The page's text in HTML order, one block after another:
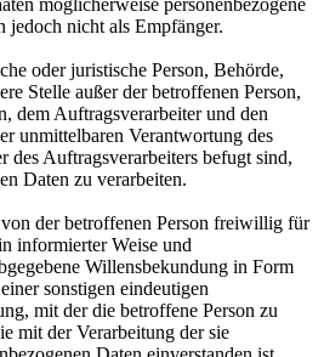
möglicherweise personenbezogene
jedoch nicht als Empfänger.
oder juristische Person, Behörde,
Stelle außer der betroffenen Person,
dem Auftragsverarbeiter und den
unmittelbaren Verantwortung des
des Auftragsverarbeiters befugt sind,
Daten zu verarbeiten.
der betroffenen Person freiwillig für
informierter Weise und
Willensbekundung in Form
sonstigen eindeutigen
mit der die betroffene Person zu
mit der Verarbeitung der sie